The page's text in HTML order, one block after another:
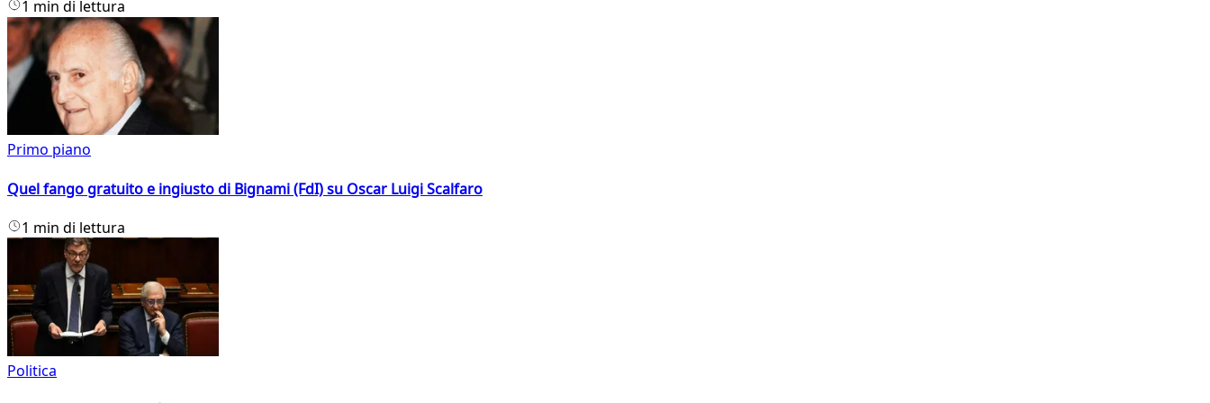
1 min di lettura
Primo piano
Quel fango gratuito e ingiusto di Bignami (FdI) su Oscar Luigi Scalfaro
1 min di lettura
Politica